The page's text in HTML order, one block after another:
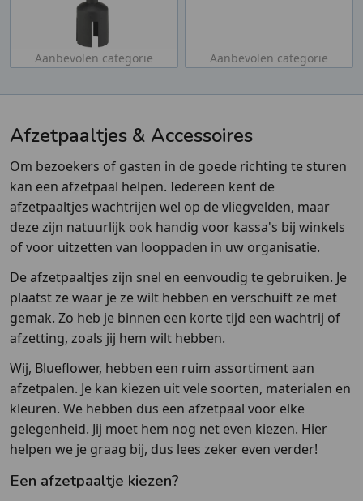
Aanbevolen categorie Aanbevolen categorie
Afzetpaaltjes & Accessoires
Om bezoekers of gasten in de goede richting te sturen
kan een afzetpaal helpen. Iedereen kent de
afzetpaaltjes wachtrijen wel op de vliegvelden, maar
deze zijn natuurlijk ook handig voor kassa's bij winkels
of voor uitzetten van looppaden in uw organisatie.
De afzetpaaltjes zijn snel en eenvoudig te gebruiken. Je
plaatst ze waar je ze wilt hebben en verschuift ze met
gemak. Zo heb je binnen een korte tijd een wachtrij of
afzetting, zoals jij hem wilt hebben.
Wij, Blueflower, hebben een ruim assortiment aan
afzetpalen. Je kan kiezen uit vele soorten, materialen en
kleuren. We hebben dus een afzetpaal voor elke
gelegenheid. Jij moet hem nog net even kiezen. Hier
helpen we je graag bij, dus lees zeker even verder!
Een afzetpaaltje kiezen?